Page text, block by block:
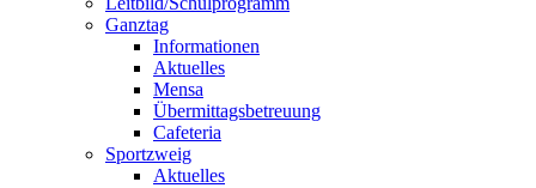
Ganztag
Informationen
Aktuelles
Mensa
Übermittagsbetreuung
Cafeteria
Sportzweig
Aktuelles